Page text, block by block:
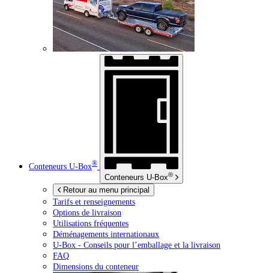
Conteneurs U-Box®
Conteneurs U-Box®
Retour au menu principal
Tarifs et renseignements
Options de livraison
Utilisations fréquentes
Déménagements internationaux
U-Box - Conseils pour l’emballage et la livraison
FAQ
Dimensions du conteneur